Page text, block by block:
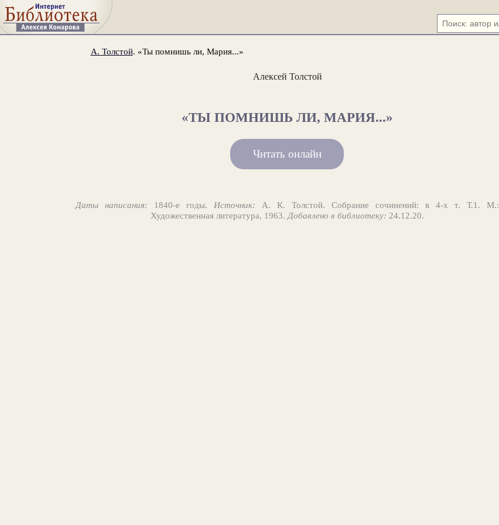
А. Толстой. «Ты помнишь ли, Мария...»
Алексей Толстой
«ТЫ ПОМНИШЬ ЛИ, МАРИЯ...»
Читать онлайн
Даты написания: 1840-e годы. Источник: А. К. Толстой. Собрание сочинений: в 4-х т. Т.1. М.:
Художественная литература, 1963.Добавлено в библиотеку: 24.12.20.